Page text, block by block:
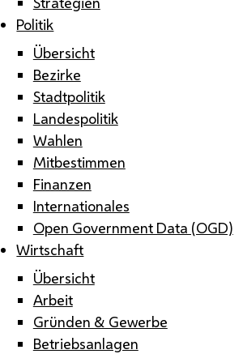
Politik
Übersicht
Bezirke
Stadtpolitik
Landespolitik
Wahlen
Mitbestimmen
Finanzen
Internationales
Open Government Data (OGD)
Wirtschaft
Übersicht
Arbeit
Gründen & Gewerbe
Betriebsanlagen